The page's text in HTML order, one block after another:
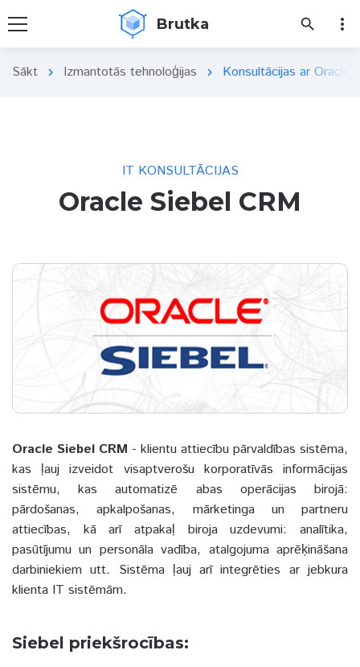
Brutka search more_vert
Sākt chevron_right Izmantotās tehnoloģijas chevron_right Konsultācijas ar Oracle
IT KONSULTĀCIJAS
Oracle Siebel CRM
Oracle Siebel CRM - klientu attiecību pārvaldības sistēma,
kas ļauj izveidot visaptverošu korporatīvās informācijas
sistēmu, kas automatizē abas operācijas birojā:
pārdošanas, apkalpošanas, mārketinga un partneru
attiecības, kā arī atpakaļ biroja uzdevumi: analītika,
pasūtījumu un personāla vadība, atalgojuma aprēķināšana
darbiniekiem utt. Sistēma ļauj arī integrēties ar jebkura
klienta IT sistēmām.
Siebel priekšrocības: